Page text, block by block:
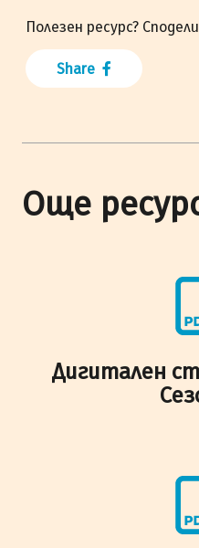
Полезен ресурс?
Share
Още
Дигитален